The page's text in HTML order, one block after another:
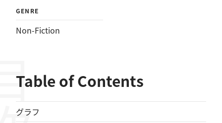
GENRE
Non-Fiction
Table of Contents
グラフ